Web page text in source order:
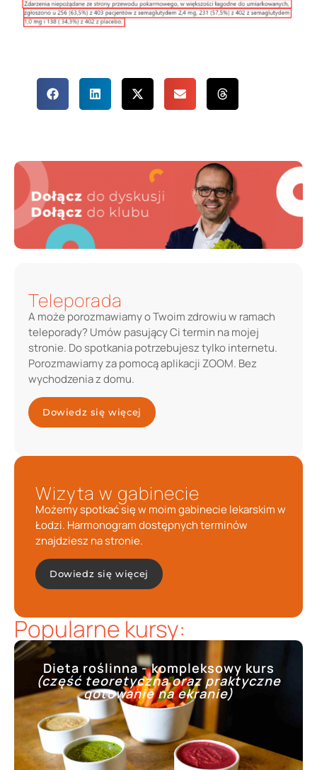
Teleporada
A może porozmawiamy o Twoim zdrowiu w ramach
teleporady? Umów pasujący Ci termin na mojej
stronie. Do spotkania potrzebujesz tylko internetu.
Porozmawiamy za pomocą aplikacji ZOOM. Bez
wychodzenia z domu.
Dowiedz się więcej
Wizyta w gabinecie
Możemy spotkać się w moim gabinecie lekarskim w
Łodzi. Harmonogram dostępnych terminów
znajdziesz na stronie.
Dowiedz się więcej
Popularne kursy:
Dieta roślinna - kompleksowy kurs
(część teoretyczna oraz praktyczne
gotowanie na ekranie)